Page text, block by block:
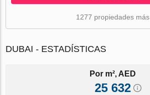
1277 propiedades más
DUBAI - ESTADÍSTICAS
Por m², AED
25 632